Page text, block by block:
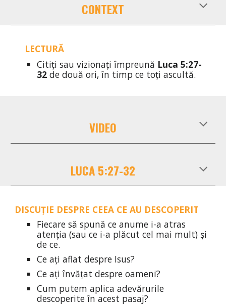
CONTEXT
LECTURĂ
Citiți sau vizionați împreună Luca5:27-
32 de două ori, în timp ce toți ascultă.
VIDEO
LUCA 5:27-32
DISCUȚIE DESPRE CEEA CE AU DESCOPERIT
Fiecare să spună ce anume i-a atras
atenția (sau ce i-a plăcut cel mai mult) și
de ce.
Ce ați aflat despre Isus?
Ce ați învățat despre oameni?
Cum putem aplica adevărurile
descoperite în acest pasaj?